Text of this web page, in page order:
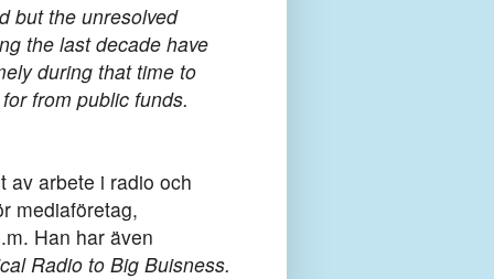
but the unresolved
the last decade have
during that time to
from public funds.
av arbete i radio och
mediaföretag,
Han har även
Radio to Big Buisness.